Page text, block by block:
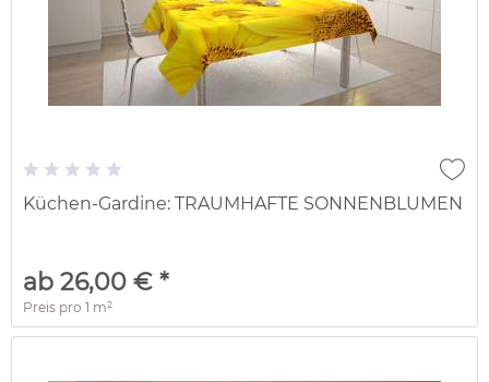
Küchen-Gardine: TRAUMHAFTE SONNENBLUMEN
ab 26,00 € *
Preis pro1 m²